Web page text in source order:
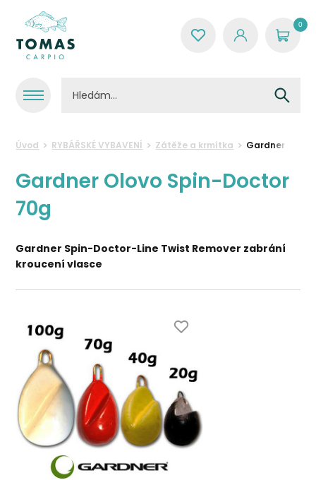
0
Úvod RYBÁŘSKÉ VYBAVENÍ Zátěže a krmítka Gardner
Gardner Olovo Spin-Doctor
70g
Gardner Spin-Doctor-Line Twist Remover zabrání
kroucení vlasce